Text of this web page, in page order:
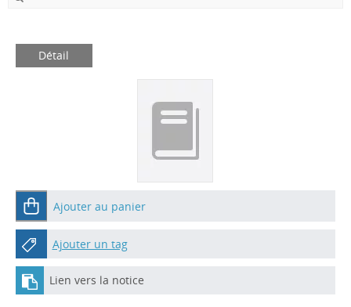
Détail
Ajouter au panier
Ajouter un tag
Lien vers la notice